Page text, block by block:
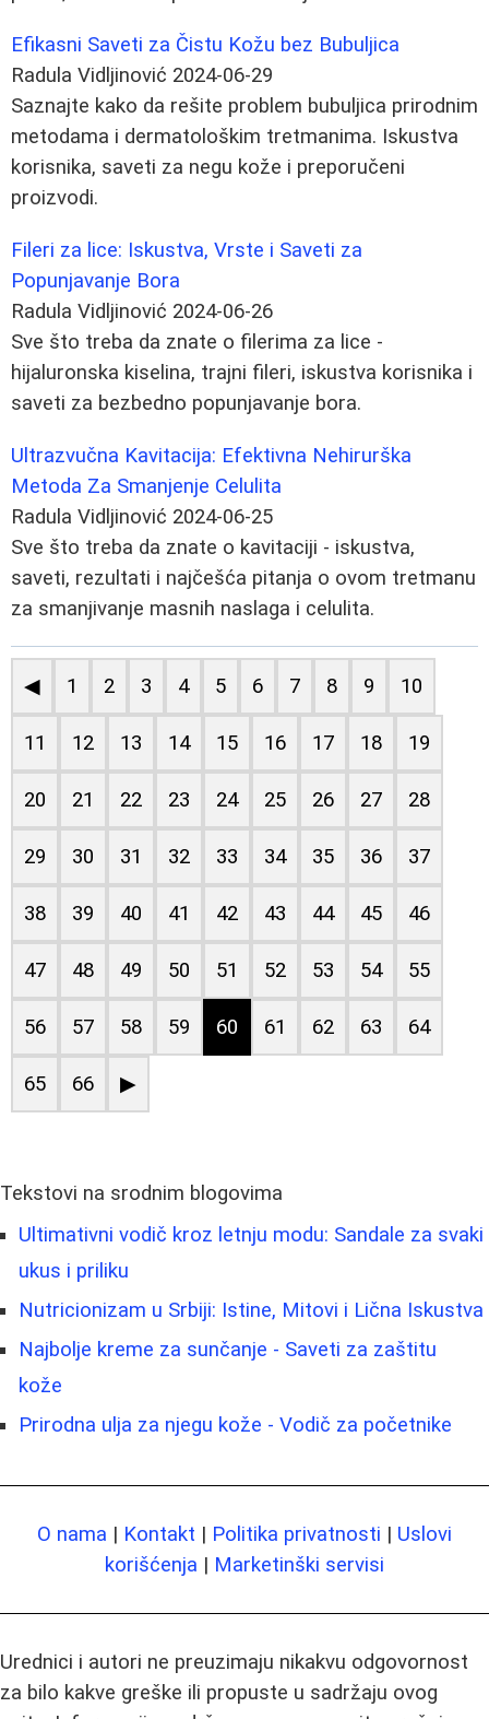
Efikasni Saveti za Čistu Kožu bez Bubuljica
Radula Vidljinović 2024-06-29
Saznajte kako da rešite problem bubuljica prirodnim
metodama i dermatološkim tretmanima. Iskustva
korisnika, saveti za negu kože i preporučeni
proizvodi.
Fileri za lice: Iskustva, Vrste i Saveti za
Popunjavanje Bora
Radula Vidljinović 2024-06-26
Sve što treba da znate o filerima za lice -
hijaluronska kiselina, trajni fileri, iskustva korisnika i
saveti za bezbedno popunjavanje bora.
Ultrazvučna Kavitacija: Efektivna Nehirurška
Metoda Za Smanjenje Celulita
Radula Vidljinović 2024-06-25
Sve što treba da znate o kavitaciji - iskustva,
saveti, rezultati i najčešća pitanja o ovom tretmanu
za smanjivanje masnih naslaga i celulita.
◀ 1 2 3 4 5 6 7 8 9 10
11 12 13 14 15 16 17 18 19
20 21 22 23 24 25 26 27 28
29 30 31 32 33 34 35 36 37
38 39 40 41 42 43 44 45 46
47 48 49 50 51 52 53 54 55
56 57 58 59 60 61 62 63 64
65 66 ▶
Tekstovi na srodnim blogovima
Ultimativni vodič kroz letnju modu: Sandale za svaki
ukus i priliku
Nutricionizam u Srbiji: Istine, Mitovi i Lična Iskustva
Najbolje kreme za sunčanje - Saveti za zaštitu
kože
Prirodna ulja za njegu kože - Vodič za početnike
O nama | Kontakt | Politika privatnosti | Uslovi
korišćenja | Marketinški servisi
Urednici i autori ne preuzimaju nikakvu odgovornost
za bilo kakve greške ili propuste u sadržaju ovog